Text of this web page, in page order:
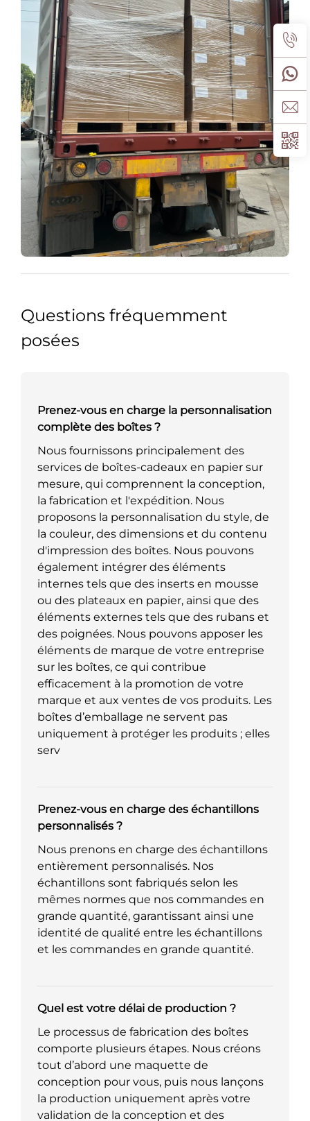
Questions fréquemment
posées
Prenez-vous en charge la personnalisation
complète des boîtes ?
Nous fournissons principalement des
services de boîtes-cadeaux en papier sur
mesure, qui comprennent la conception,
la fabrication et l'expédition. Nous
proposons la personnalisation du style, de
la couleur, des dimensions et du contenu
d'impression des boîtes. Nous pouvons
également intégrer des éléments
internes tels que des inserts en mousse
ou des plateaux en papier, ainsi que des
éléments externes tels que des rubans et
des poignées. Nous pouvons apposer les
éléments de marque de votre entreprise
sur les boîtes, ce qui contribue
efficacement à la promotion de votre
marque et aux ventes de vos produits. Les
boîtes d’emballage ne servent pas
uniquement à protéger les produits ; elles
serv
Prenez-vous en charge des échantillons
personnalisés ?
Nous prenons en charge des échantillons
entièrement personnalisés. Nos
échantillons sont fabriqués selon les
mêmes normes que nos commandes en
grande quantité, garantissant ainsi une
identité de qualité entre les échantillons
et les commandes en grande quantité.
Quel est votre délai de production ?
Le processus de fabrication des boîtes
comporte plusieurs étapes. Nous créons
tout d’abord une maquette de
conception pour vous, puis nous lançons
la production uniquement après votre
validation de la conception et des